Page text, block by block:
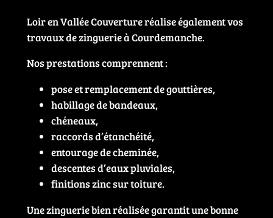
Loir en Vallée Couverture réalise également vos
travaux de zinguerie à Courdemanche.
Nos prestations comprennent :
pose et remplacement de gouttières,
habillage de bandeaux,
chéneaux,
raccords d’étanchéité,
entourage de cheminée,
descentes d’eaux pluviales,
finitions zinc sur toiture.
Une zinguerie bien réalisée garantit une bonne